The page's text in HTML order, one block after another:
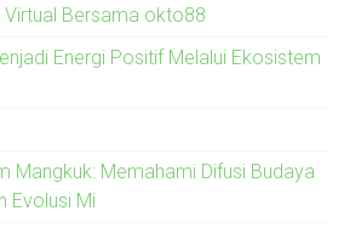
Bersama okto88
Energi Positif Melalui Ekosistem
Mangkuk: Memahami Difusi Budaya
Evolusi Mi